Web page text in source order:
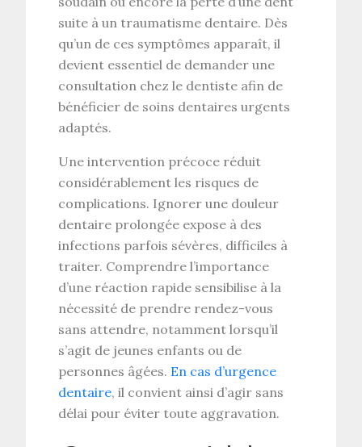
suite à un traumatisme dentaire. Dès
qu’un de ces symptômes apparaît, il
devient essentiel de demander une
consultation chez le dentiste afin de
bénéficier de soins dentaires urgents
adaptés.
Uneintervention précoce réduit
considérablement les risques de
complications. Ignorer une douleur
dentaire prolongée expose à des
infections parfois sévères, difficiles à
traiter. Comprendre l’importance
d’une réaction rapide sensibilise à la
nécessité de prendre rendez-vous
sans attendre, notamment lorsqu’il
s’agit de jeunes enfants ou de
personnes âgées. En cas d’urgence
dentaire, il convient ainsi d’agir sans
délai pour éviter toute aggravation.